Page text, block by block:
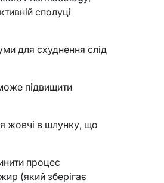
сполуці
для схуднення слід
підвищити
жовчі в шлунку, що
процес
(який зберігає